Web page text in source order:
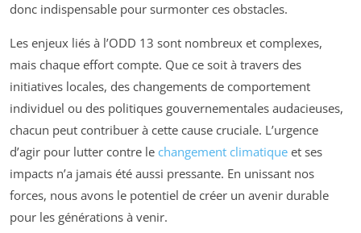
donc indispensable pour surmonter ces obstacles.
Les enjeux liés à l’ODD 13 sont nombreux et complexes,
mais chaque effort compte. Que ce soit à travers des
initiatives locales, des changements de comportement
individuel ou des politiques gouvernementales audacieuses,
chacun peut contribuer à cette cause cruciale. L’urgence
d’agir pour lutter contre le changement climatique et ses
impacts n’a jamais été aussi pressante. En unissant nos
forces, nous avons le potentiel de créer un avenir durable
pour les générations à venir.